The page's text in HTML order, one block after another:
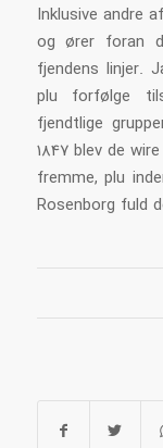
Inklusive andre
og ører foran
fjendens linjer.
plu forfølge
fjendtlige
1847 blev de
fremme, plu
Rosenborg fuld